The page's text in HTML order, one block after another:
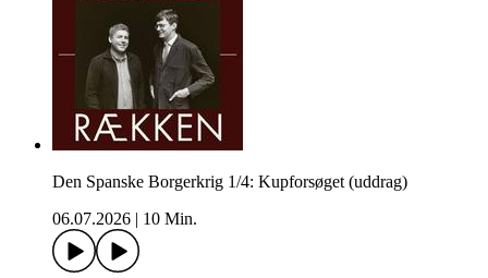
Den Spanske Borgerkrig 1/4: Kupforsøget (uddrag)
06.07.2026
10 Min.